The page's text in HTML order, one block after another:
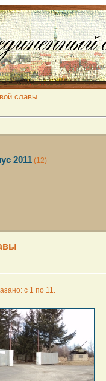
славы
2011 (12)
с 1 по 11.